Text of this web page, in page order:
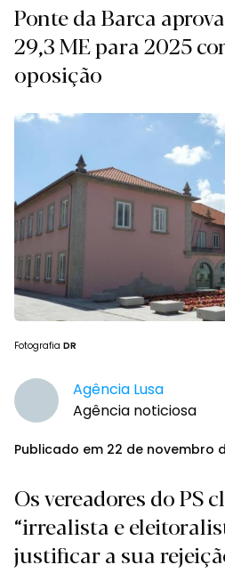
Ponte da Barca
29,3 ME para 2025
oposição
Fotografia DR
Agência Lusa
Agência noticiosa
Publicado em 22 de novembro
Os vereadores do PS
“irrealista e
justificar a sua